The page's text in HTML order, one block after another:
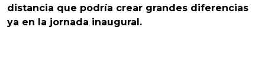
distancia que podría crear grandes diferencias
ya en la jornada inaugural.